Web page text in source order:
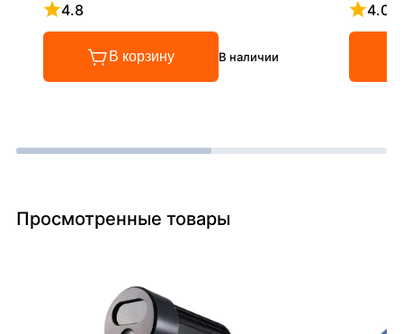
4.8
Рейтинг 4.8 из 5
В корзину В наличии
4.0
Просмотренные товары